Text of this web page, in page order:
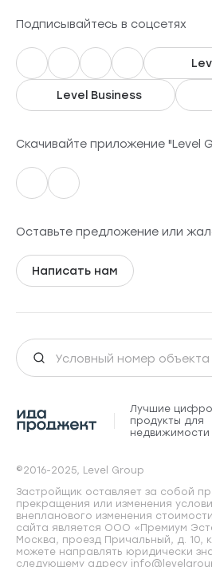
Подписывайтесь в соцсетях
Level Business
Скачивайте приложение "Level
Оставьте предложение или
Написать нам
Лучшие
продукты для
недвижимости
©2016-2025, Level Group
Застройщик оставляет за собой
прекращения или изменения
внепланового изменения
сайта является ООО «Премиум
Москва, проезд Причальный, д. 10,
можете направлять юридически
следующему адресу